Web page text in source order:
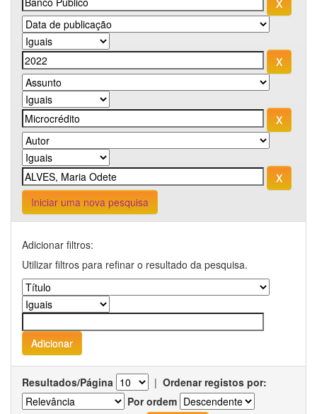
Iniciar uma nova pesquisa
Adicionar filtros:
Utilizar filtros para refinar o resultado da pesquisa.
Resultados/Página | Ordenar registos por:
Por ordem